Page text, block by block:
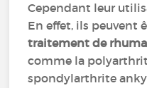
Cependant leur
En effet, ils peuvent
traitement de
comme la
spondylarthrite